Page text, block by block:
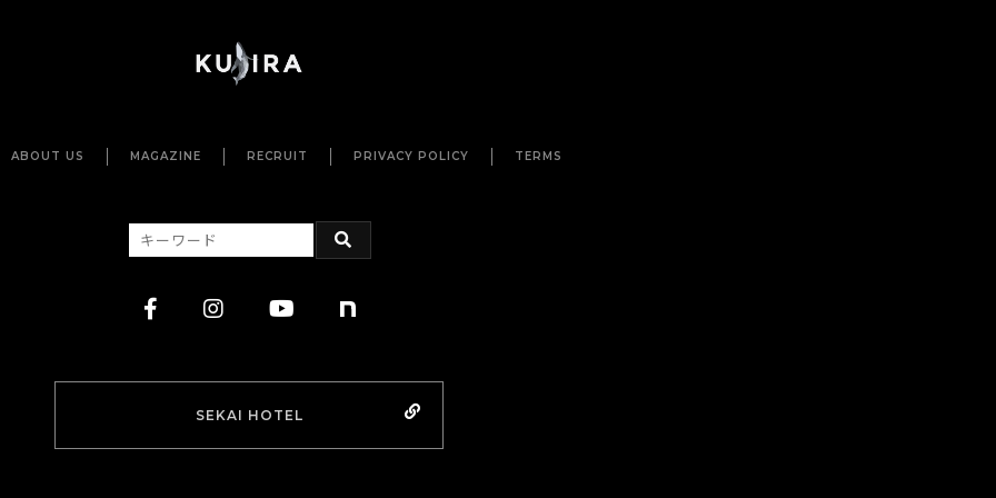
ABOUT US MAGAZINE RECRUIT PRIVACY POLICY TERMS
SEKAI HOTEL